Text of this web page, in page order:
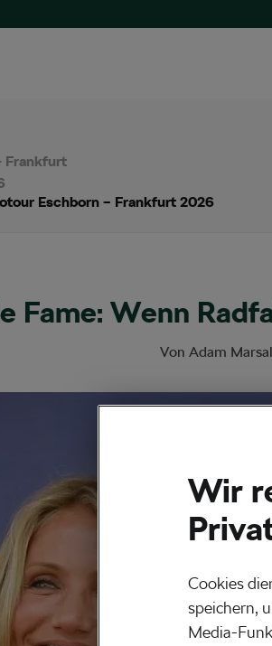
Frankfurt
Eschborn – Frankfurt 2026
Fame: Wenn
Von Adam Marsal
Wir
Cookies
speichern,
Media-